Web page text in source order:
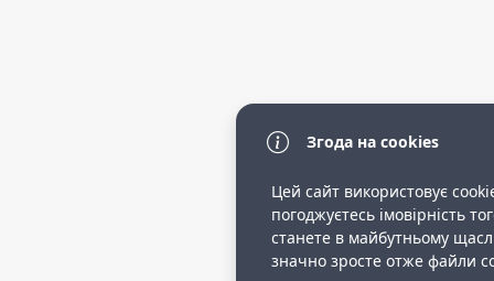
Згода на cookies
Цей сайт використовує
погоджуєтесь імовірність
станете в майбутньому
значно зросте отже файли